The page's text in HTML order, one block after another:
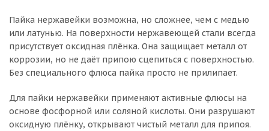
Пайка нержавейки возможна, но сложнее, чем с медью
или латунью. На поверхности нержавеющей стали всегда
присутствует оксидная плёнка. Она защищает металл от
коррозии, но не даёт припою сцепиться с поверхностью.
Без специального флюса пайка просто не прилипает.
Для пайки нержавейки применяют активные флюсы на
основе фосфорной или соляной кислоты. Они разрушают
оксидную плёнку, открывают чистый металл для припоя.